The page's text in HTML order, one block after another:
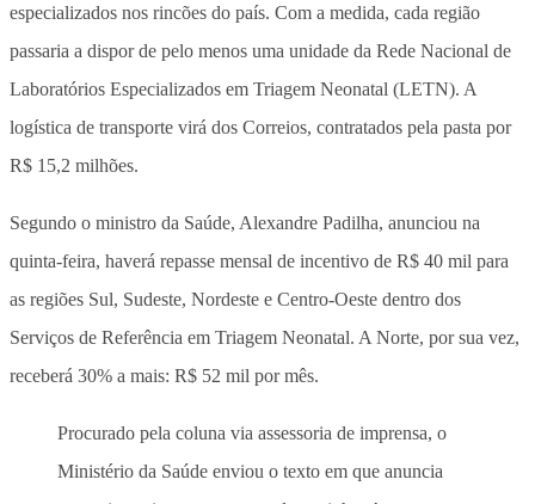
especializados nos rincões do país. Com a medida, cada região
passaria a dispor de pelo menos uma unidade da Rede Nacional de
Laboratórios Especializados em Triagem Neonatal (LETN). A
logística de transporte virá dos Correios, contratados pela pasta por
R$ 15,2 milhões.
Segundo o ministro da Saúde, Alexandre Padilha, anunciou na
quinta-feira, haverá repasse mensal de incentivo de R$ 40 mil para
as regiões Sul, Sudeste, Nordeste e Centro-Oeste dentro dos
Serviços de Referência em Triagem Neonatal. A Norte, por sua vez,
receberá 30% a mais: R$ 52 mil por mês.
Procurado pela coluna via assessoria de imprensa, o
Ministério da Saúde enviou o texto em que anuncia